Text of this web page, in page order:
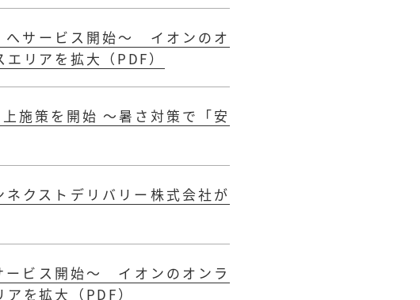
へサービス開始～ イオンのオ
リアを拡大（PDF）
施策を開始 ～暑さ対策で「安
クストデリバリー株式会社が
ービス開始～ イオンのオンラ
を拡大（PDF）